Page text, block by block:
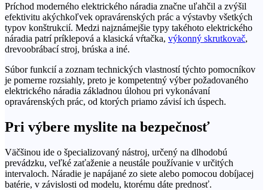
Príchod moderného elektrického náradia značne uľahčil a zvýšil
efektivitu akýchkoľvek opravárenských prác a výstavby všetkých
typov konštrukcií. Medzi najznámejšie typy takéhoto elektrického
náradia patrí príklepová a klasická vŕtačka, výkonný skrutkovač,
drevoobrábací stroj, brúska a iné.
Súbor funkcií a zoznam technických vlastností týchto pomocníkov
je pomerne rozsiahly, preto je kompetentný výber požadovaného
elektrického náradia základnou úlohou pri vykonávaní
opravárenských prác, od ktorých priamo závisí ich úspech.
Pri výbere myslite na bezpečnosť
Väčšinou ide o špecializovaný nástroj, určený na dlhodobú
prevádzku, veľké zaťaženie a neustále používanie v určitých
intervaloch. Náradie je napájané zo siete alebo pomocou dobíjacej
batérie, v závislosti od modelu, ktorému dáte prednosť.